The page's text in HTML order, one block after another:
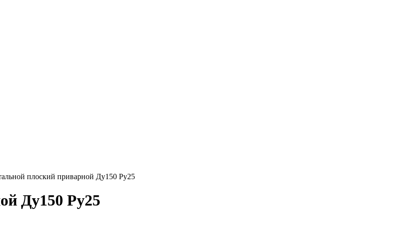
плоский приварной Ду150 Ру25
Ду150 Ру25